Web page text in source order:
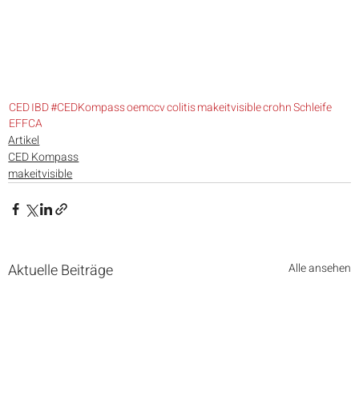
CEDIBD#CEDKompassoemccvcolitismakeitvisiblecrohnSchleife
EFFCA
Artikel
CED Kompass
makeitvisible
Aktuelle Beiträge Alle ansehen